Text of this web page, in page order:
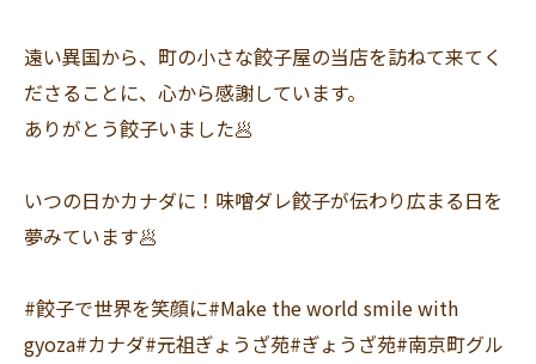
遠い異国から、町の小さな餃子屋の当店を訪ねて来てく
ださることに、心から感謝しています。
ありがとう餃子いました🥟
いつの日かカナダに！味噌ダレ餃子が伝わり広まる日を
夢みています🥟
#餃子で世界を笑顔に#Make the world smile with
gyoza#カナダ#元祖ぎょうざ苑#ぎょうざ苑#南京町グル